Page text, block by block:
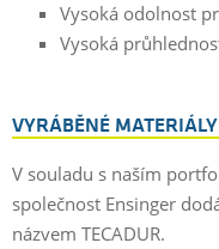
Vysoká odolnost
Vysoká
VYRÁBĚNÉ MATERIÁLY
V souladu s naším
společnost Ensinger
názvem TECADUR.